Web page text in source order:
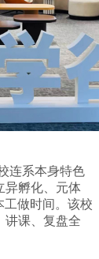
连系本身特色
异孵化、元体
工做时间。该校
讲课、复盘全